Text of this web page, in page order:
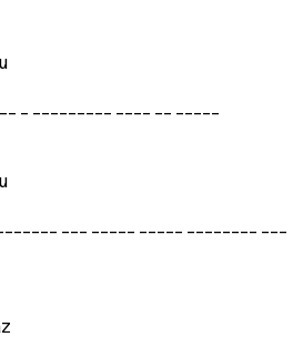
_ _________ ____ __ _____